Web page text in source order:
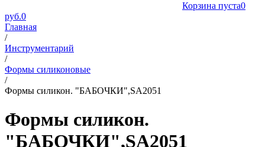
Корзина пуста0
руб.0
Главная
/
Инструментарий
/
Формы силиконовые
/
Формы силикон. "БАБОЧКИ",SA2051
Формы силикон.
"БАБОЧКИ",SA2051